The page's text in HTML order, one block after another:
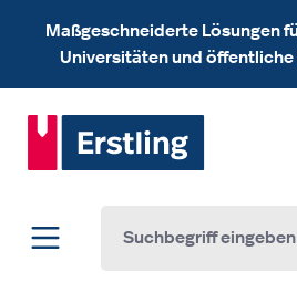
Zum Hauptinhalt springen
Maßgeschneiderte Lösungen
Universitäten und öffentliche